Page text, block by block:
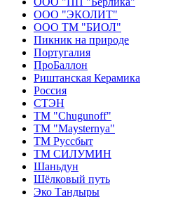
ООО "ЭКОЛИТ"
ООО ТМ "БИОЛ"
Пикник на природе
Португалия
ПроБаллон
Риштанская Керамика
Россия
СТЭН
ТМ "Chugunoff"
ТМ "Maysternya"
ТМ Руссбыт
ТМ СИЛУМИН
Шаньдун
Шёлковый путь
Эко Тандыры